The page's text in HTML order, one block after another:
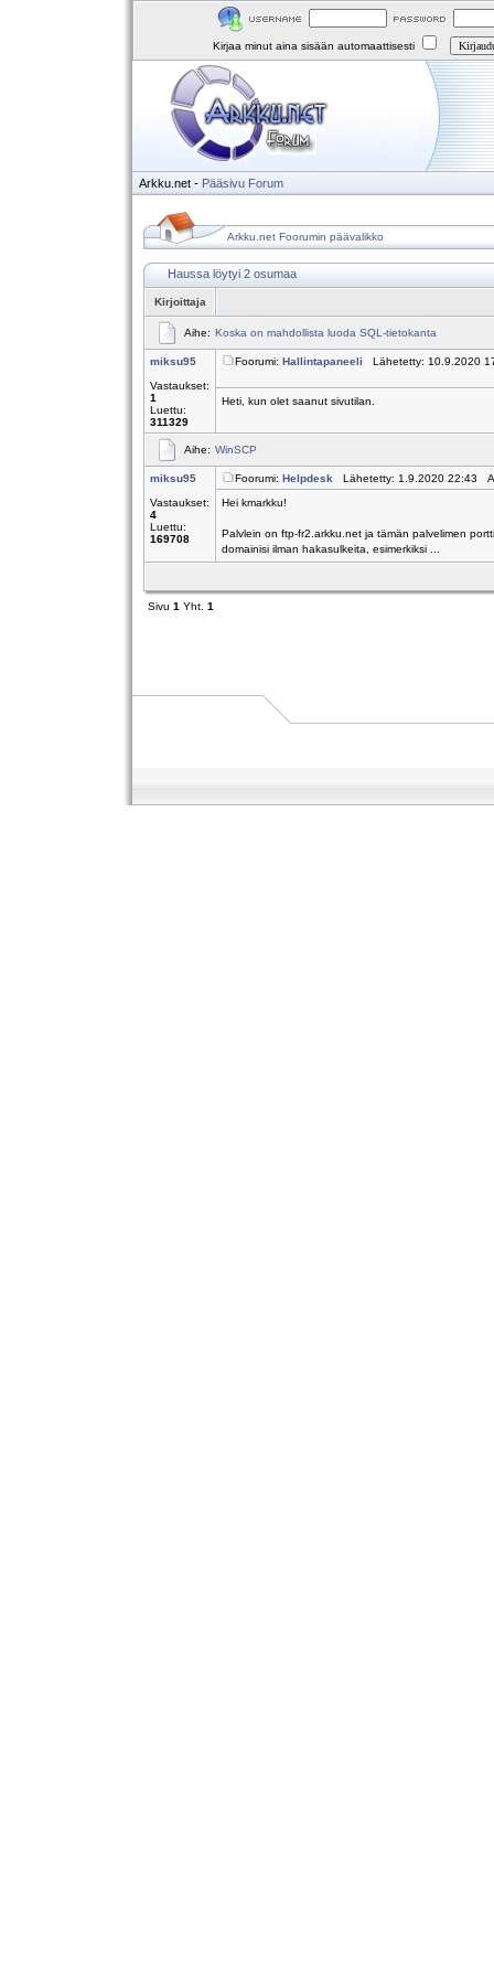
Kirjaa minut aina sisään automaattisesti
Arkku.net - Pääsivu Forum
Arkku.net Foorumin päävalikko
Haussa löytyi 2 osumaa
Kirjoittaja
Aihe: Koska on mahdollista luoda SQL-tietokanta
miksu95
Vastaukset:
1
Luettu:
311329
Foorumi: Hallintapaneeli Lähetetty: 10.9.2020
Heti, kun olet saanut sivutilan.
Aihe: WinSCP
miksu95
Vastaukset:
4
Luettu:
169708
Foorumi: Helpdesk Lähetetty: 1.9.2020 22:43
Hei kmarkku!
Palvlein on ftp-fr2.arkku.net ja tämän palvelimen
domainisi ilman hakasulkeita, esimerkiksi ...
Sivu 1 Yht. 1